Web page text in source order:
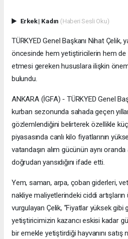
Erkek| Kadın (Haberi Sesli Oku)
TÜRKYED Genel Başkanı Nihat Çelik,
öncesinde hem yetiştiricilerin hem de
etmesi gereken hususlara ilişkin
bulundu.
ANKARA (İGFA) - TÜRKYED Genel
kurban sezonunda sahada geçen
gözlemlendiğini belirterek özellikle
piyasasında canlı kilo fiyatlarının
vatandaşın alım gücünün aynı
doğrudan yansıdığını ifade etti.
Yem, saman, arpa, çoban giderleri,
nakliye maliyetlerindeki ciddi artışların
vurgulayan Çelik, “Fiyatlar yüksek gibi
yetiştiricimizin kazancı eskisi kadar
bir emekle yetiştirdiği hayvanını satış